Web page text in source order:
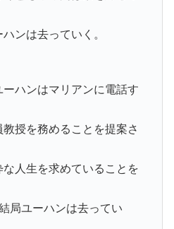
ンは去っていく。
ハンはマリアンに電話す
授を務めることを提案さ
人生を求めていることを
局ユーハンは去ってい